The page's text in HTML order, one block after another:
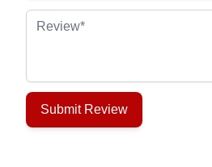
Review
Submit Review